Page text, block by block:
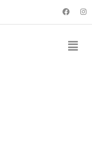
F
a
o
o
n
Menu